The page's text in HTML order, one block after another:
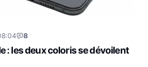
8
: les deux coloris se dévoilent